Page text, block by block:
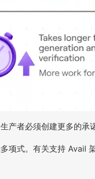
产者必须创建更多的承
项式。有关支持